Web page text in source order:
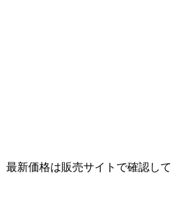
最新価格は販売サイトで確認して